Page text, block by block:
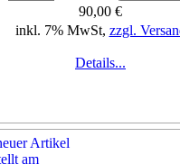
90,00 €
inkl. 7% MwSt, zzgl.
Details...